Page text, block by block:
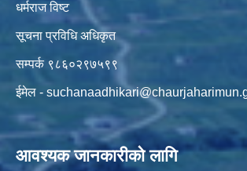
धर्मराज विष्ट
सूचना प्रविधि अधिकृत
सम्पर्क ९८६०२९७५९९
ईमेल -
आवश्यक जानकारीको लागि